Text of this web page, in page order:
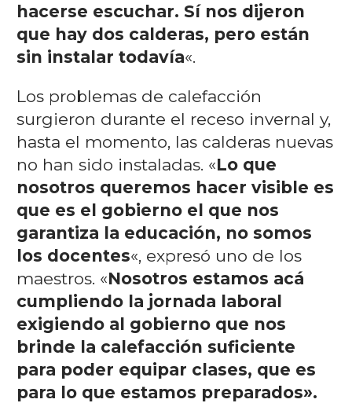
hacerse escuchar. Sí nos dijeron
que hay dos calderas, pero están
sin instalar todavía«.
Los problemas de calefacción
surgieron durante el receso invernal y,
hasta el momento, las calderas nuevas
no han sido instaladas. «Lo que
nosotros queremos hacer visible es
que es el gobierno el que nos
garantiza la educación, no somos
los docentes«, expresó uno de los
maestros. «Nosotros estamos acá
cumpliendo la jornada laboral
exigiendo al gobierno que nos
brinde la calefacción suficiente
para poder equipar clases, que es
para lo que estamos preparados».